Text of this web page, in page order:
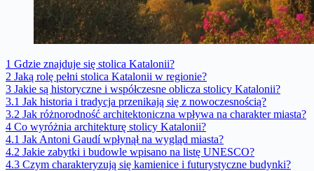
1 Gdzie znajduje się stolica Katalonii?
2 Jaką rolę pełni stolica Katalonii w regionie?
3 Jakie są historyczne i współczesne oblicza stolicy Katalonii?
3.1 Jak historia i tradycja przenikają się z nowoczesnością?
3.2 Jak różnorodność architektoniczna wpływa na charakter miasta?
4 Co wyróżnia architekturę stolicy Katalonii?
4.1 Jak Antoni Gaudí wpłynął na wygląd miasta?
4.2 Jakie zabytki i budowle wpisano na listę UNESCO?
4.3 Czym charakteryzują się kamienice i futurystyczne budynki?